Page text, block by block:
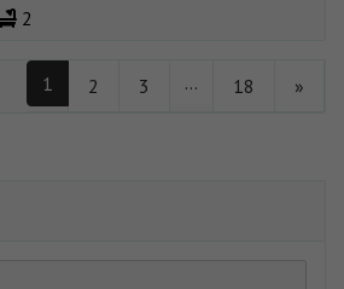
2
1 2 3 ... 18 »